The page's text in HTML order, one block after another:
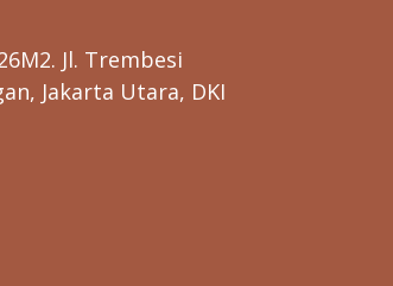
Jl. Trembesi
Jakarta Utara, DKI